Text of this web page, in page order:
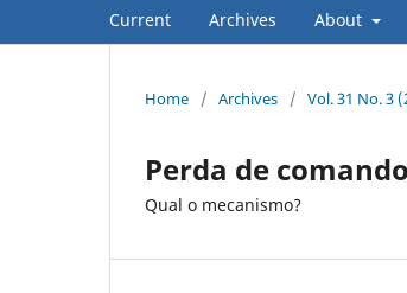
Current Archives About
Home / Archives / Vol. 31 No. 3
Perda de
Qual o mecanismo?